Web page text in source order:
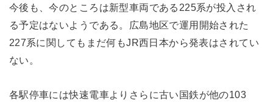
今後も、今のところは新型車両である225系が投入され
る予定はないようである。広島地区で運用開始された
227系に関してもまだ何もJR西日本から発表はされてい
ない。
各駅停車には快速電車よりさらに古い国鉄が他の103